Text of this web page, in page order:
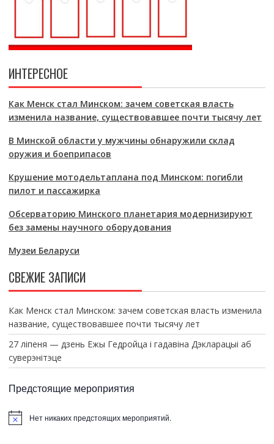
ИНТЕРЕСНОЕ
Как Менск стал Минском: зачем советская власть
изменила название, существовавшее почти тысячу лет
В Минской области у мужчины обнаружили склад
оружия и боеприпасов
Крушение мотодельтаплана под Минском: погибли
пилот и пассажирка
Обсерваторию Минского планетария модернизируют
без замены научного оборудования
Музеи Беларуси
СВЕЖИЕ ЗАПИСИ
Как Менск стал Минском: зачем советская власть изменила
название, существовавшее почти тысячу лет
27 ліпеня — дзень Ежы Гедройца і гадавіна Дэкларацыі аб
суверэнітэце
Предстоящие мероприятия
Нет никаких предстоящих мероприятий.